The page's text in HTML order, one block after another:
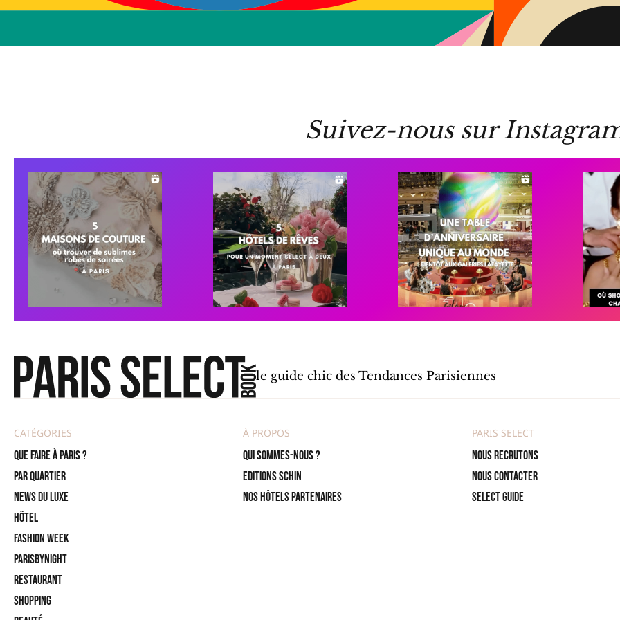
Suivez-nous sur
le guide chic des Tendances Parisiennes
CATÉGORIES
Que faire à Paris ?
PAR QUARTIER
News du Luxe
Hôtel
Fashion Week
ParisByNight
Restaurant
Shopping
À PROPOS
Qui sommes-nous ?
Editions SCHIN
Nos hôtels partenaires
PARIS SELECT
Nous recrutons
Nous contacter
Select Guide